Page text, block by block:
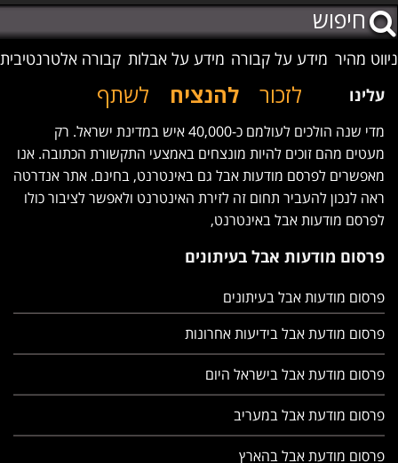
ניווט מהיר מידע על קבורה מידע על אבלות קבורה אלטרנטיבית
לזכור להנציח לשתף עלינו
מדי שנה הולכים לעולמם כ-40,000 איש במדינת ישראל. רק
מעטים מהם זוכים להיות מונצחים באמצעי התקשורת הכתובה. אנו
מאפשרים לפרסם מודעות אבל גם באינטרנט, בחינם. אתר אנדרטה
ראה לנכון להעביר תחום זה לזירת האינטרנט ולאפשר לציבור כולו
לפרסם מודעות אבל באינטרנט,
פרסום מודעות אבל בעיתונים
פרסום מודעות אבל בעיתונים
פרסום מודעת אבל בידיעות אחרונות
פרסום מודעת אבל בישראל היום
פרסום מודעת אבל במעריב
פרסום מודעת אבל בהארץ